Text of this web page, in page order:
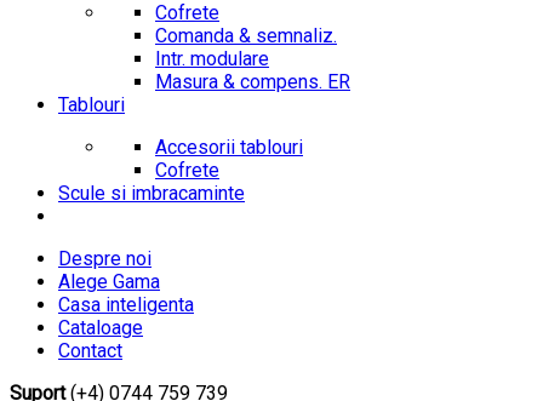
Cofrete
Comanda & semnaliz.
Intr. modulare
Masura & compens. ER
Tablouri
Accesorii tablouri
Cofrete
Scule si imbracaminte
Despre noi
Alege Gama
Casa inteligenta
Cataloage
Contact
Suport(+4) 0744 759 739